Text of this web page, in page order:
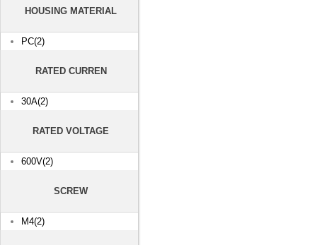
HOUSING MATERIAL
PC(2)
RATED CURREN
30A(2)
RATED VOLTAGE
600V(2)
SCREW
M4(2)